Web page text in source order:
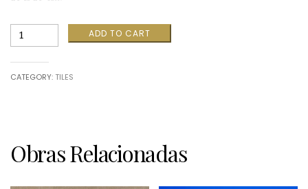
Sfera
ADD TO CART
CATEGORY: TILES
Obras Relacionadas